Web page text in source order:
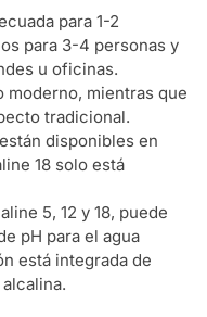
para 1-2
para 3-4 personas y
u oficinas.
moderno, mientras que
tradicional.
disponibles en
18 solo está
5, 12 y 18, puede
pH para el agua
está integrada de